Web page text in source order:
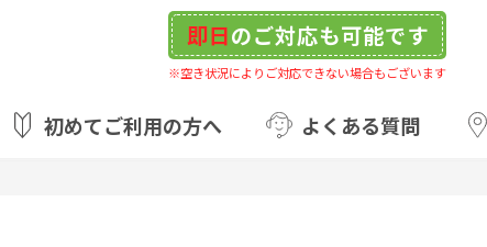
即日のご対応も可能です
※空き状況によりご対応できない場合もございます
初めてご利用の方へ よくある質問